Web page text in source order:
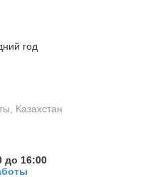
год
Казахстан
до 16:00